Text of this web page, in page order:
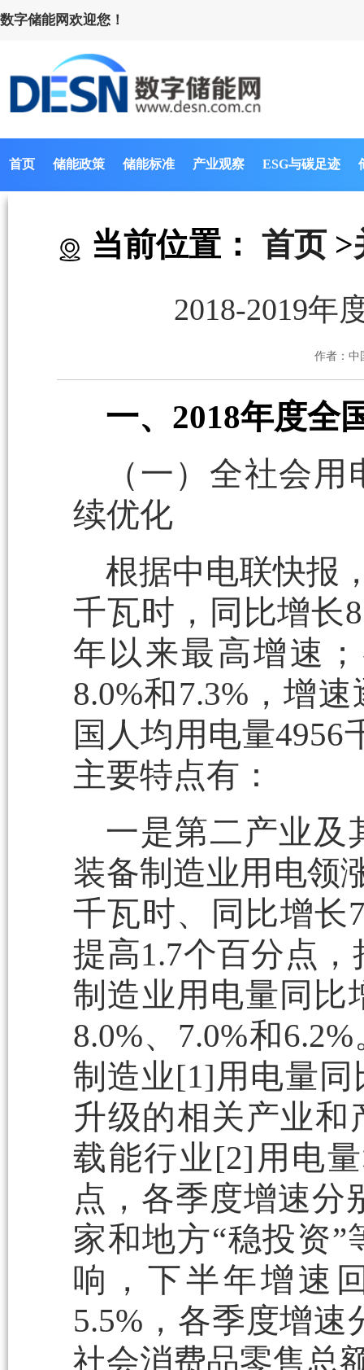
数字储能网欢迎您！
首页 储能政策 储能标准 产业观察 ESG与碳足迹
当前位置： 首页 >
2018-2019年
作者：中
一、2018年度全
（一）全社会
续优化
根据中电联快报
千瓦时，同比增长
年以来最高增速
8.0%和7.3%，增
国人均用电量4956
主要特点有：
一是第二产业及
装备制造业用电领
千瓦时、同比增长
提高1.7个百分点
制造业用电量同比
8.0%、7.0%和
制造业[1]用电量同
升级的相关产业
载能行业[2]用电
点，各季度增速分
家和地方“稳投资
响，下半年增速
5.5%，各季度增速
社会消费品零售总